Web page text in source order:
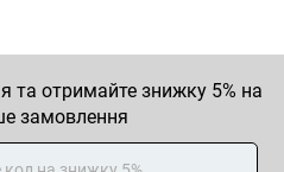
та отримайте знижку 5% на
замовлення